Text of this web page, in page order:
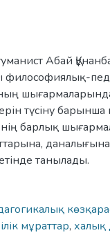
Абай
философиялық-
шығармаларында
түсіну барынша
барлық
танылады.
мұраттар, халық